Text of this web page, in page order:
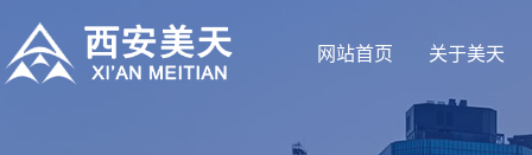
网站首页 关于美天